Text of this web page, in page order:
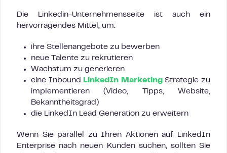
Die Linkedin-Unternehmensseite ist auch ein
hervorragendes Mittel, um:
ihre Stellenangebote zu bewerben
neue Talente zu rekrutieren
Wachstum zu generieren
eine Inbound
LinkedIn MarketingStrategie zu
implementieren (Video, Tipps, Website,
Bekanntheitsgrad)
die LinkedIn Lead Generation zu erweitern
Wenn Sie parallel zu Ihren Aktionen auf LinkedIn
Enterprise nach neuen Kunden suchen, sollten Sie